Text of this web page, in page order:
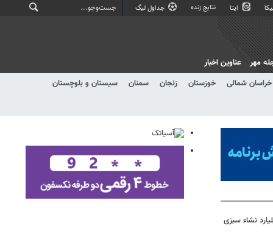
ایتا نتایج زنده جداول لیگ
خراسان شمالی خوزستان زنجان سمنان
سیستان و بلوچستان
مهر عناوین اخبار
نشاء سبزی